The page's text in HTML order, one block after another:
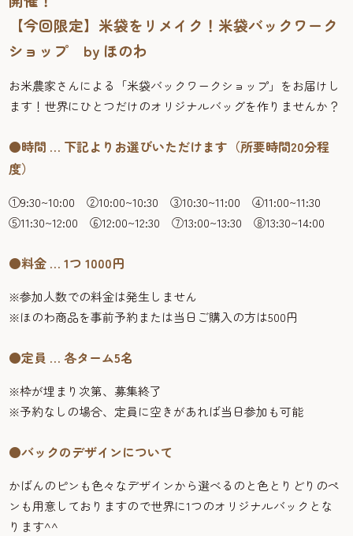
【今回限定】米袋をリメイク！米袋バックワーク
ショップ by ほのわ
お米農家さんによる「米袋バックワークショップ」をお届けし
ます！世界にひとつだけのオリジナルバッグを作りませんか？
●時間 … 下記よりお選びいただけます（所要時間20分程
度）
①9:30~10:00 ②10:00~10:30 ③10:30~11:00 ④11:00~11:30
⑤11:30~12:00 ⑥12:00~12:30 ⑦13:00~13:30 ⑧13:30~14:00
●料金 … 1つ 1000円
※参加人数での料金は発生しません
※ほのわ商品を事前予約または当日ご購入の方は500円
●定員 … 各ターム5名
※枠が埋まり次第、募集終了
※予約なしの場合、定員に空きがあれば当日参加も可能
●バックのデザインについて
かばんのピンも色々なデザインから選べるのと色とりどりのペ
ンも用意しておりますので世界に1つのオリジナルバックとな
ります^^